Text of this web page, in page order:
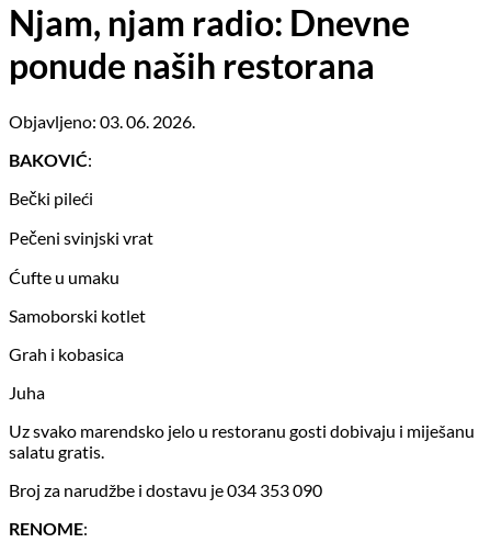
Njam, njam radio: Dnevne
ponude naših restorana
Objavljeno: 03. 06. 2026.
BAKOVIĆ:
Bečki pileći
Pečeni svinjski vrat
Ćufte u umaku
Samoborski kotlet
Grah i kobasica
Juha
Uz svako marendsko jelo u restoranu gosti dobivaju i miješanu
salatu gratis.
Broj za narudžbe i dostavu je 034 353 090
RENOME: